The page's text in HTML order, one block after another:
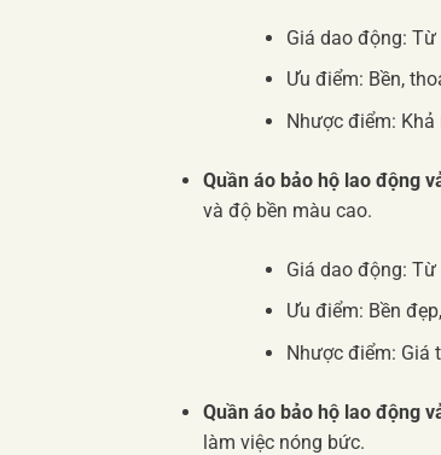
Giá dao động:
Ưu điểm: Bền,
Nhược điểm:
Quần áo bảo hộ lao động
và độ bền màu cao.
Giá dao động:
Ưu điểm: Bền
Nhược điểm: Giá
Quần áo bảo hộ lao động
làm việc nóng bức.